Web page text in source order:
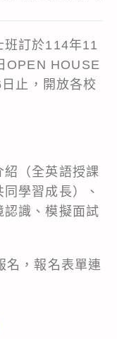
班訂於114年11
OPEN HOUSE
止，開放各校
（全英語授課
學習成長）、
認識、模擬面試
名，報名表單連